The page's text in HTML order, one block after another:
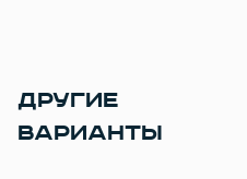
ДРУГИЕ
ВАРИАНТЫ